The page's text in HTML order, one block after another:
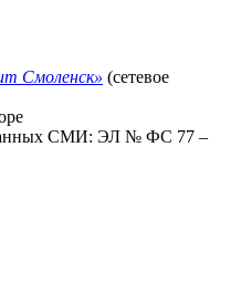
Смоленск» (сетевое
СМИ: ЭЛ № ФС 77 –